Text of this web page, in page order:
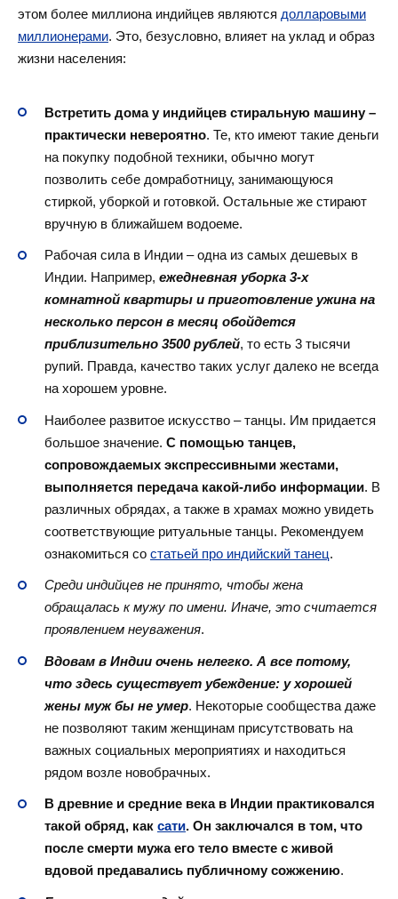
этом более миллиона индийцев являются долларовыми
миллионерами. Это, безусловно, влияет на уклад и образ
жизни населения:
Встретить дома у индийцев стиральную машину –
практически невероятно. Те, кто имеют такие деньги
на покупку подобной техники, обычно могут
позволить себе домработницу, занимающуюся
стиркой, уборкой и готовкой. Остальные же стирают
вручную в ближайшем водоеме.
Рабочая сила в Индии – одна из самых дешевых в
Индии. Например, ежедневная уборка 3-х
комнатной квартиры и приготовление ужина на
несколько персон в месяц обойдется
приблизительно 3500 рублей, то есть 3 тысячи
рупий. Правда, качество таких услуг далеко не всегда
на хорошем уровне.
Наиболее развитое искусство – танцы. Им придается
большое значение. С помощью танцев,
сопровождаемых экспрессивными жестами,
выполняется передача какой-либо информации. В
различных обрядах, а также в храмах можно увидеть
соответствующие ритуальные танцы. Рекомендуем
ознакомиться со статьей про индийский танец.
Среди индийцев не принято, чтобы жена
обращалась к мужу по имени. Иначе, это считается
проявлением неуважения.
Вдовам в Индии очень нелегко. А все потому,
что здесь существует убеждение: у хорошей
жены муж бы не умер. Некоторые сообщества даже
не позволяют таким женщинам присутствовать на
важных социальных мероприятиях и находиться
рядом возле новобрачных.
В древние и средние века в Индии практиковался
такой обряд, как сати. Он заключался в том, что
после смерти мужа его тело вместе с живой
вдовой предавались публичному сожжению.